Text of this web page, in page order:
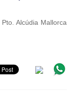
Pto. Alcúdia Mallorca